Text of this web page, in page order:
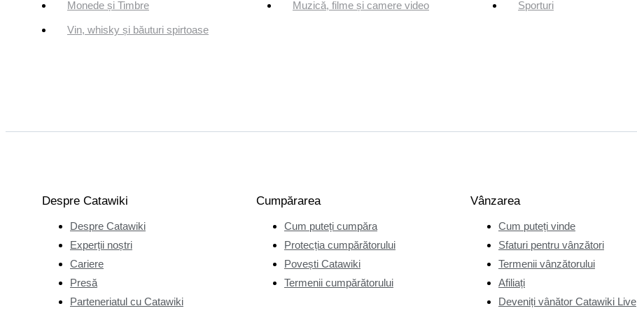
Monede și Timbre Muzică, filme și camere video Sporturi
Vin, whisky și băuturi spirtoase
Despre Catawiki
Despre Catawiki
Experții noștri
Cariere
Presă
Parteneriatul cu Catawiki
Cumpărarea
Cum puteți cumpăra
Protecția cumpărătorului
Povești Catawiki
Termenii cumpărătorului
Vânzarea
Cum puteți vinde
Sfaturi pentru vânzători
Termenii vânzătorului
Afiliați
Deveniți vânător Catawiki Live